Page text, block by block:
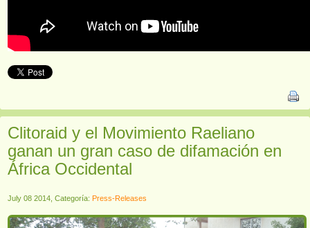
Clitoraid y el Movimiento Raeliano
ganan un gran caso de difamación en
África Occidental
July 08 2014, Categoría: Press-Releases